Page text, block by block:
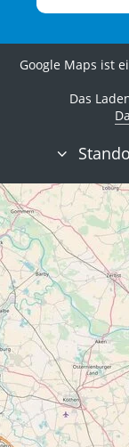
Google Maps ist
Das